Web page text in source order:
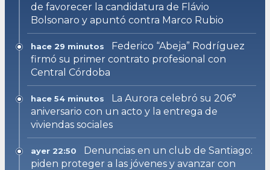
de favorecer la candidatura de Flávio
Bolsonaro y apuntó contra Marco Rubio
hace 29 minutos
Federico “Abeja” Rodríguez
firmó su primer contrato profesional con
Central Córdoba
hace 54 minutos
La Aurora celebró su 206°
aniversario con un acto y la entrega de
viviendas sociales
ayer 22:50
Denuncias en un club de Santiago:
piden proteger a las jóvenes y avanzar con